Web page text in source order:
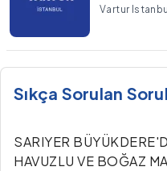
Vartur Istanbul
Sıkça Sorulan
SARIYER
HAVUZLU VE BOĞAZ